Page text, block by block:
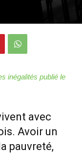
inégalités publié le
avec
Avoir un
pauvreté,